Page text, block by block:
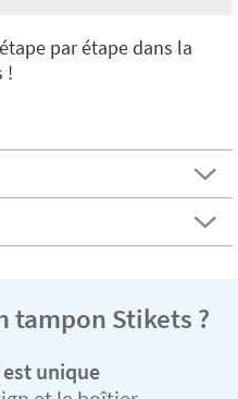
par étape dans la
!
tampon Stikets ?
unique